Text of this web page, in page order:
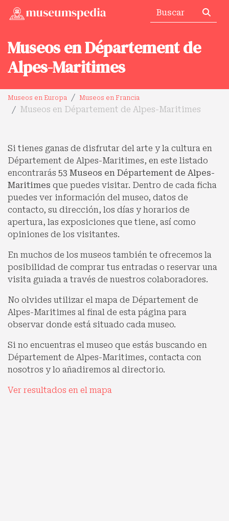
Museos en Département de
Alpes-Maritimes
Museos en Europa Museos en Francia
Museos en Département de Alpes-Maritimes
Si tienes ganas de disfrutar del arte y la cultura en
Département de Alpes-Maritimes, en este listado
encontrarás 53 Museos en Département de Alpes-
Maritimes que puedes visitar. Dentro de cada ficha
puedes ver información del museo, datos de
contacto, su dirección, los días y horarios de
apertura, las exposiciones que tiene, así como
opiniones de los visitantes.
En muchos de los museos también te ofrecemos la
posibilidad de comprar tus entradas o reservar una
visita guiada a través de nuestros colaboradores.
No olvides utilizar el mapa de Département de
Alpes-Maritimes al final de esta página para
observar donde está situado cada museo.
Si no encuentras el museo que estás buscando en
Département de Alpes-Maritimes, contacta con
nosotros y lo añadiremos al directorio.
Ver resultados en el mapa